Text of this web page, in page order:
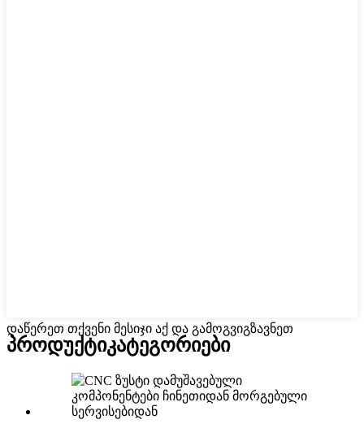
დაწერეთ თქვენი მესიჯი აქ და გამოგვიგზავნეთ
პროდუქტიკატეგორიები